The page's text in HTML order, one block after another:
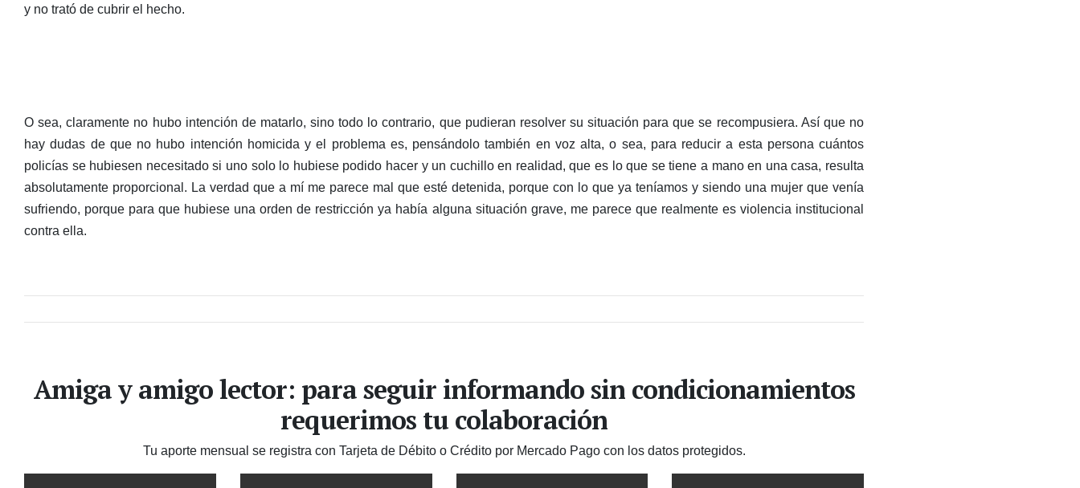
y no trató de cubrir el hecho.
O sea, claramente no hubo intención de matarlo, sino todo lo contrario, que pudieran resolver su situación para que se recompusiera. Así que no
hay dudas de que no hubo intención homicida y el problema es, pensándolo también en voz alta, o sea, para reducir a esta persona cuántos
policías se hubiesen necesitado si uno solo lo hubiese podido hacer y un cuchillo en realidad, que es lo que se tiene a mano en una casa, resulta
absolutamente proporcional. La verdad que a mí me parece mal que esté detenida, porque con lo que ya teníamos y siendo una mujer que venía
sufriendo, porque para que hubiese una orden de restricción ya había alguna situación grave, me parece que realmente es violencia institucional
contra ella.
Amiga y amigo lector: para seguir informando sin condicionamientos
requerimos tu colaboración
Tu aporte mensual se registra con Tarjeta de Débito o Crédito por Mercado Pago con los datos protegidos.